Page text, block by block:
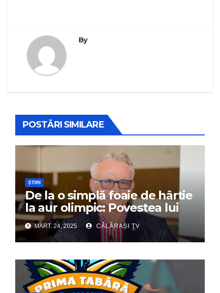
By
POSTĂRI SIMILARE
ȘTIRI
De la o simplă foaie de hârtie
la aur olimpic: Povestea lui
Dumitru Chirilă
MART. 24, 2025 CĂLĂRAȘI TV